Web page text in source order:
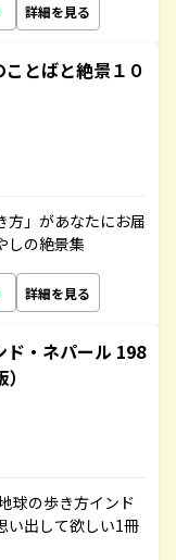
詳細を見る
とばと絶景１０
方」があなたにお届
しの絶景集
詳細を見る
ド・ネパール 198
球の歩き方インド
出して欲しい1冊